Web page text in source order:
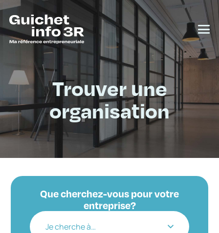
Trouver une
organisation
Que cherchez-vous pour votre
entreprise?
Je cherche à…